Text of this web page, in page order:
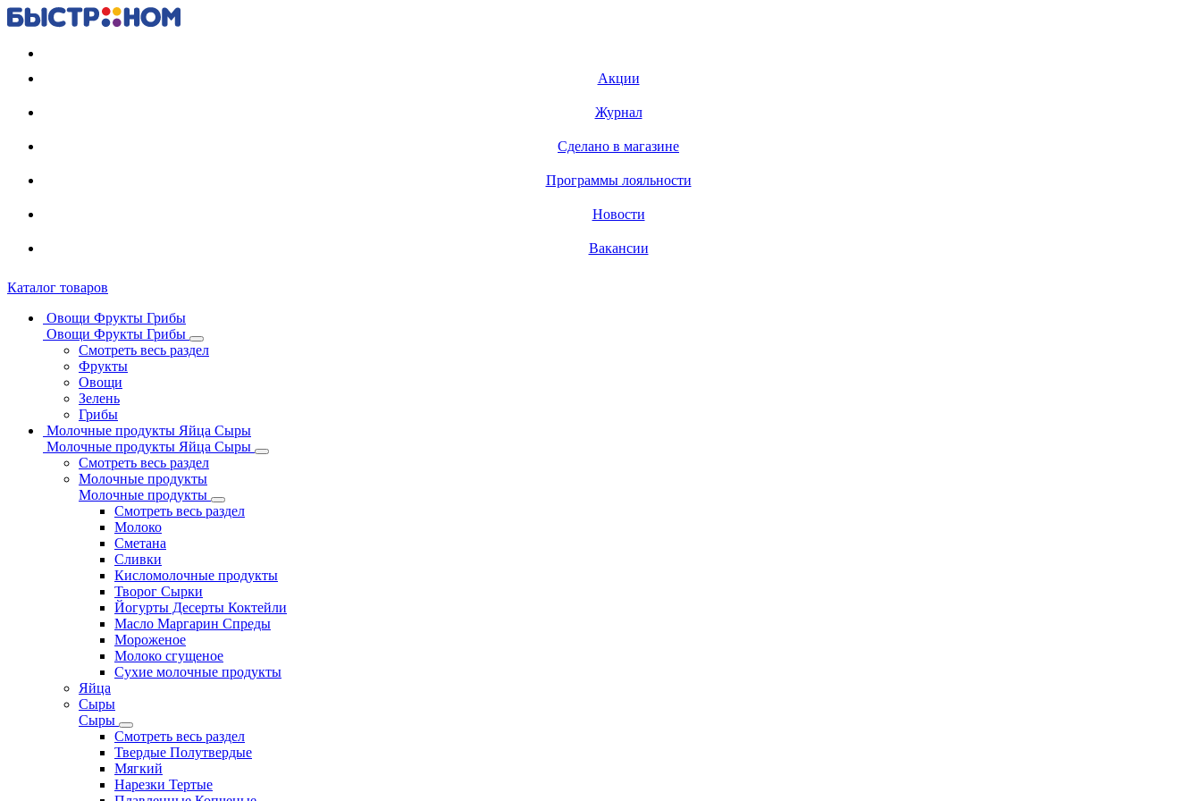
Акции
Журнал
Сделано в магазине
Программы лояльности
Новости
Вакансии
Каталог товаров
Овощи Фрукты Грибы
Овощи Фрукты Грибы
Смотреть весь раздел
Фрукты
Овощи
Зелень
Грибы
Молочные продукты Яйца Сыры
Молочные продукты Яйца Сыры
Смотреть весь раздел
Молочные продукты
Молочные продукты
Смотреть весь раздел
Молоко
Сметана
Сливки
Кисломолочные продукты
Творог Сырки
Йогурты Десерты Коктейли
Масло Маргарин Спреды
Мороженое
Молоко сгущеное
Сухие молочные продукты
Яйца
Сыры
Сыры
Смотреть весь раздел
Твердые Полутвердые
Мягкий
Нарезки Тертые